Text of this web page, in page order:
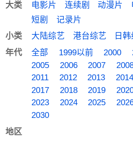
大类 电影片 连续剧 动漫片
短剧
记录片
小类
大陆综艺 港台综艺 日
年代
全部 1999以前 2000
2005
2006 2007
2011
2012 2013 2014
2017
2018 2019
2023
2024 2025
2030
地区